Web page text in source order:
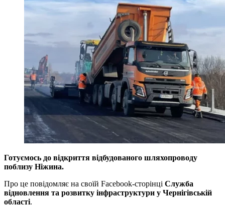
Готуємось до відкриття відбудованого шляхопроводу
поблизу Ніжина.
Про це повідомляє на своїй Facebook-сторінці Служба
відновлення та розвитку інфраструктури у Чернігівській
області.